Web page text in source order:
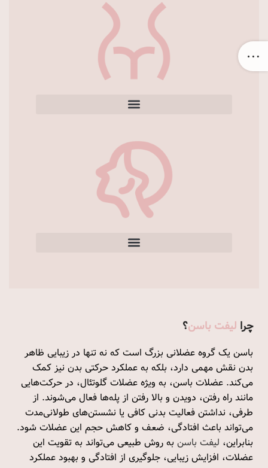
چرا لیفت باسن؟
باسن یک گروه عضلانی بزرگ است که نه تنها در زیبایی ظاهر
بدن نقش مهمی دارد، بلکه به عملکرد حرکتی بدن نیز کمک
می‌کند. عضلات باسن، به ویژه عضلات گلوتئال، در حرکت‌هایی
مانند راه رفتن، دویدن و بالا رفتن از پله‌ها فعال می‌شوند. از
طرفی، نداشتن فعالیت بدنی کافی یا نشستن‌های طولانی‌مدت
می‌تواند باعث افتادگی، ضعف و کاهش حجم این عضلات شود.
بنابراین، لیفت باسن به روش طبیعی می‌تواند به تقویت این
عضلات، افزایش زیبایی، جلوگیری از افتادگی و بهبود عملکرد